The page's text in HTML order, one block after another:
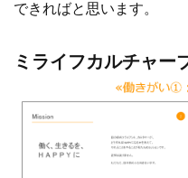
できればと思います。
ミライフカルチャー